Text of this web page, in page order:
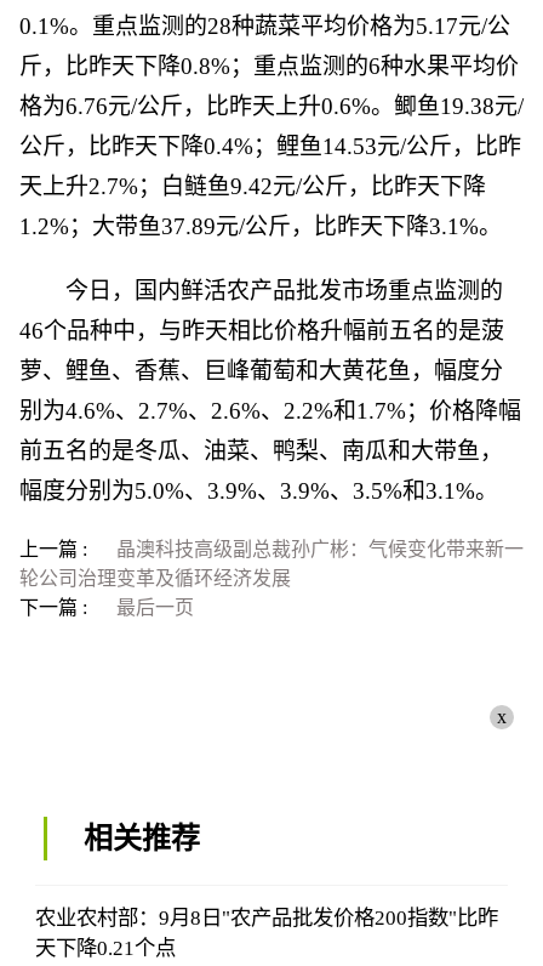
0.1%。重点监测的28种蔬菜平均价格为5.17元/公
斤，比昨天下降0.8%；重点监测的6种水果平均价
格为6.76元/公斤，比昨天上升0.6%。鲫鱼19.38元/
公斤，比昨天下降0.4%；鲤鱼14.53元/公斤，比昨
天上升2.7%；白鲢鱼9.42元/公斤，比昨天下降
1.2%；大带鱼37.89元/公斤，比昨天下降3.1%。
今日，国内鲜活农产品批发市场重点监测的
46个品种中，与昨天相比价格升幅前五名的是菠
萝、鲤鱼、香蕉、巨峰葡萄和大黄花鱼，幅度分
别为4.6%、2.7%、2.6%、2.2%和1.7%；价格降幅
前五名的是冬瓜、油菜、鸭梨、南瓜和大带鱼，
幅度分别为5.0%、3.9%、3.9%、3.5%和3.1%。
上一篇 :
晶澳科技高级副总裁孙广彬：气候变化带来新一
轮公司治理变革及循环经济发展
下一篇 :
最后一页
x
相关推荐
农业农村部：9月8日"农产品批发价格200指数"比昨
天下降0.21个点